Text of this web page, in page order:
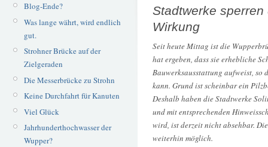
Blog-Ende?
Was lange währt, wird endlich
gut.
Strohner Brücke auf der
Zielgeraden
Die Messerbrücke zu Strohn
Keine Durchfahrt für Kanuten
Viel Glück
Jahrhunderthochwasser der
Wupper?
Stadtwerke
Wirkung
Seit heute Mittag ist die
hat ergeben, dass sie erhebliche
Bauwerksausstattung aufweist, so
kann. Grund ist scheinbar ein
Deshalb haben die Stadtwerke
und mit entsprechenden
wird, ist derzeit nicht absehbar.
weiterhin möglich.